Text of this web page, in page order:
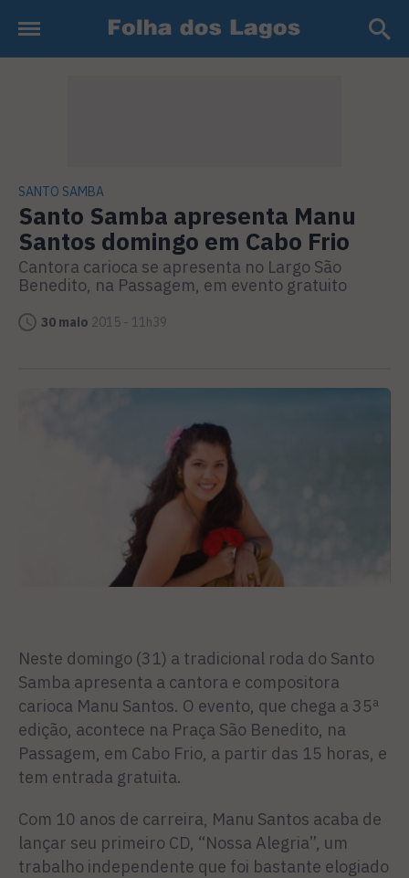
SANTO SAMBA
Santo Samba apresenta Manu
Santos domingo em Cabo Frio
Cantora carioca se apresenta no Largo São
Benedito, na Passagem, em evento gratuito
30 maio 2015 - 11h39
Neste domingo (31) a tradicional roda do Santo
Samba apresenta a cantora e compositora
carioca Manu Santos. O evento, que chega a 35ª
edição, acontece na Praça São Benedito, na
Passagem, em Cabo Frio, a partir das 15 horas, e
tem entrada gratuita.
Com 10 anos de carreira, Manu Santos acaba de
lançar seu primeiro CD, “Nossa Alegria”, um
trabalho independente que foi bastante elogiado